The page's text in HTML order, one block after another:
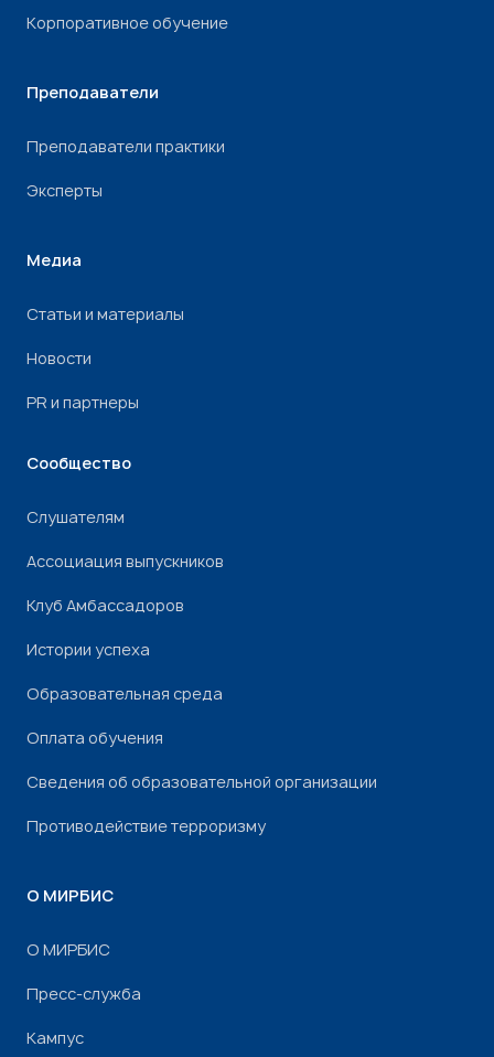
Корпоративное обучение
Преподаватели
Преподаватели практики
Эксперты
Медиа
Статьи и материалы
Новости
PR и партнеры
Сообщество
Слушателям
Ассоциация выпускников
Клуб Амбассадоров
Истории успеха
Образовательная среда
Оплата обучения
Сведения об образовательной организации
Противодействие терроризму
О МИРБИС
О МИРБИС
Пресс-служба
Кампус